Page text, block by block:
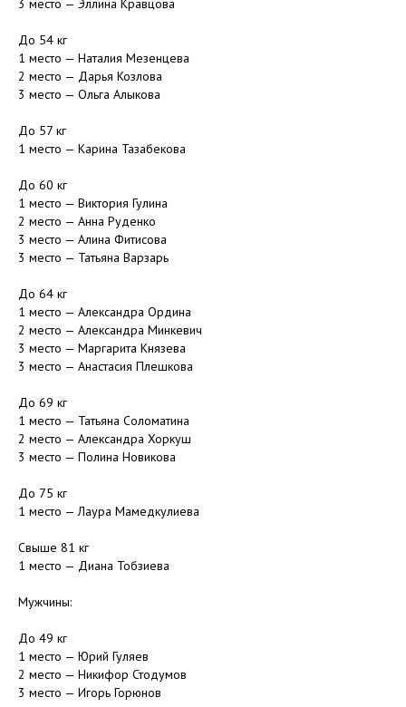
3 место — Эллина Кравцова
До 54 кг
1 место — Наталия Мезенцева
2 место — Дарья Козлова
3 место — Ольга Алыкова
До 57 кг
1 место — Карина Тазабекова
До 60 кг
1 место — Виктория Гулина
2 место — Анна Руденко
3 место — Алина Фитисова
3 место — Татьяна Варзарь
До 64 кг
1 место — Александра Ордина
2 место — Александра Минкевич
3 место — Маргарита Князева
3 место — Анастасия Плешкова
До 69 кг
1 место — Татьяна Соломатина
2 место — Александра Хоркуш
3 место — Полина Новикова
До 75 кг
1 место — Лаура Мамедкулиева
Свыше 81 кг
1 место — Диана Тобзиева
Мужчины:
До 49 кг
1 место — Юрий Гуляев
2 место — Никифор Стодумов
3 место — Игорь Горюнов